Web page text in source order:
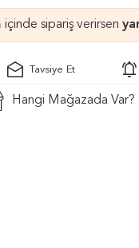
içinde sipariş verirsen
Tavsiye Et
Hangi Mağazada Var?